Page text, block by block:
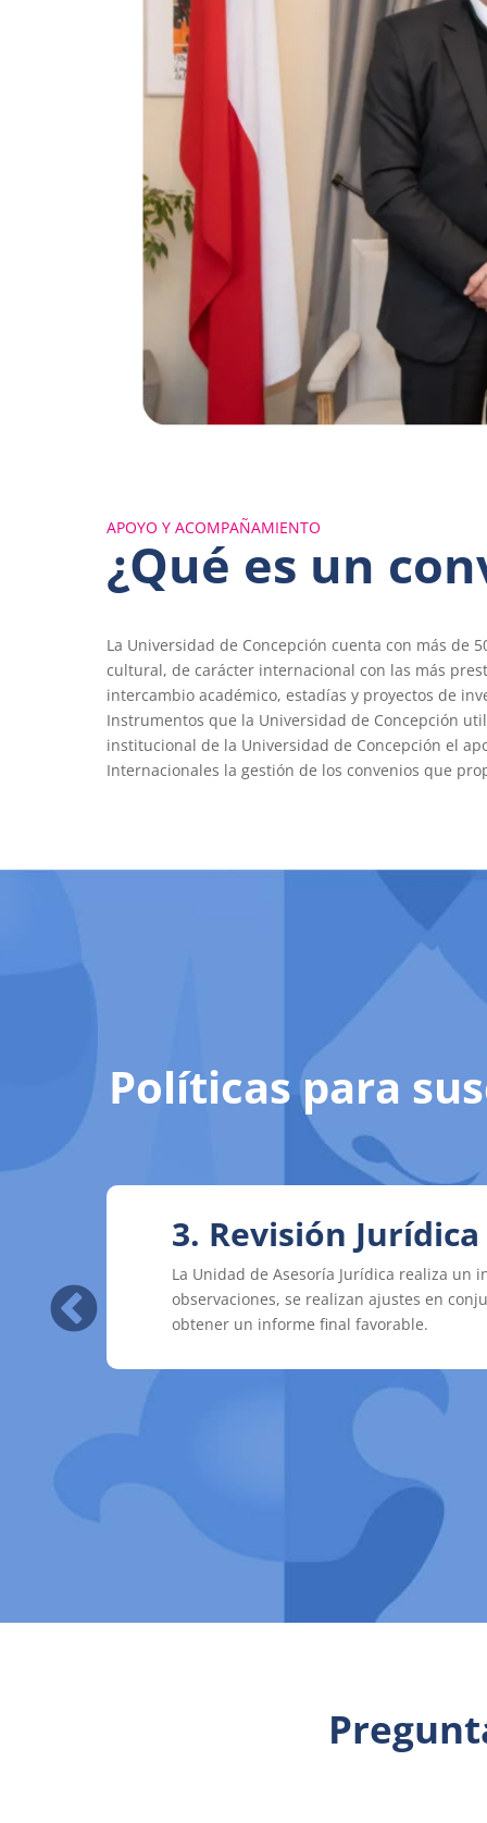
APOYO Y ACOMPAÑAMIENTO
¿Qué es un
La Universidad de Concepción cuenta con más de
cultural, de carácter internacional con las más
intercambio académico, estadías y proyectos de
Instrumentos que la Universidad de Concepción
institucional de la Universidad de Concepción el
Internacionales la gestión de los convenios que
Políticas para
3. Revisión Jurídica
La Unidad de Asesoría Jurídica realiza
observaciones, se realizan ajustes en
obtener un informe final favorable.